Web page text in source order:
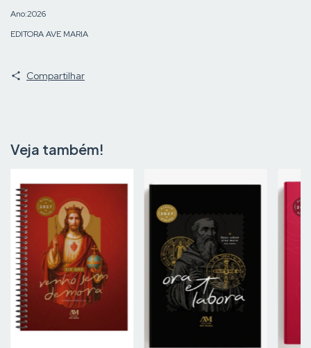
Ano:2026
EDITORA AVE MARIA
Compartilhar
Veja também!